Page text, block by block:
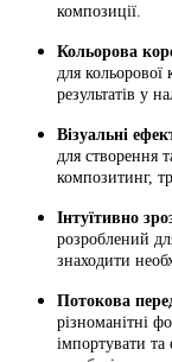
композиції.
Кольорова
для кольорової
результатів у
Візуальні
для створення
композитинг,
Інтуїтивно
розроблений
знаходити
Потокова
різноманітні
імпортувати та